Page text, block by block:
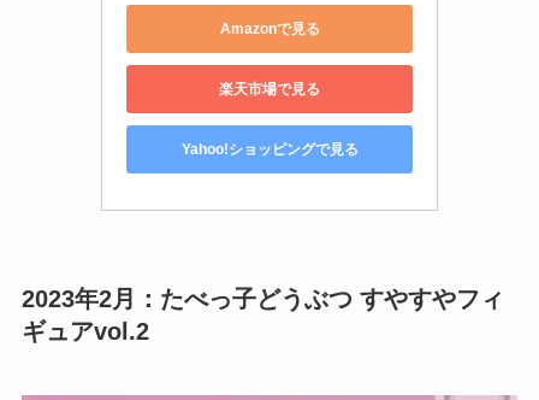
Amazonで見る
楽天市場で見る
Yahoo!ショッピングで見る
2023年2月：たべっ子どうぶつ すやすやフィ
ギュアvol.2